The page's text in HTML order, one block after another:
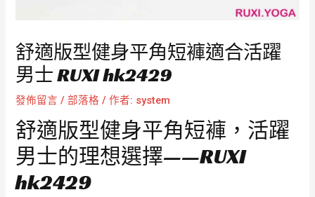
舒適版型健身平角短褲適合活躍
男士 RUXI hk2429
發佈留言 /部落格 / 作者: system
舒適版型健身平角短褲，活躍
男士的理想選擇——RUXI
hk2429